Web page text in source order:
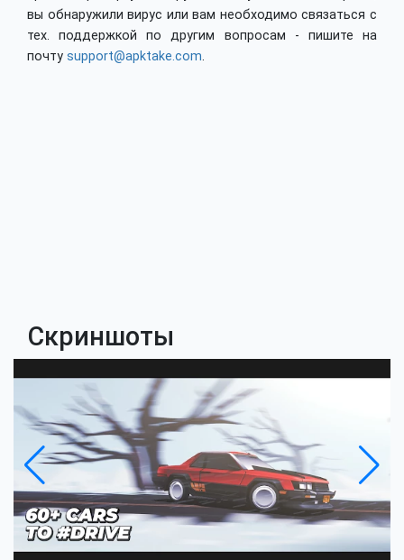
вы обнаружили вирус или вам необходимо связаться с
тех. поддержкой по другим вопросам - пишите на
почту support@apktake.com.
Скриншоты